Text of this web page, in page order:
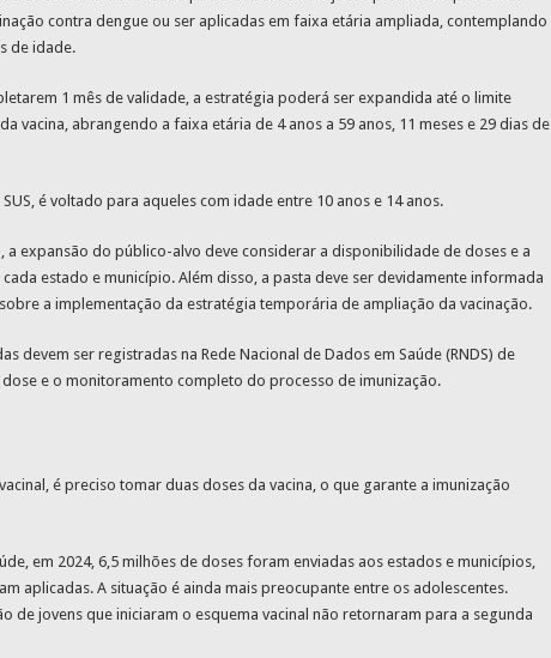
contra dengue ou ser aplicadas em faixa etária ampliada, contemplando
de idade.
1 mês de validade, a estratégia poderá ser expandida até o limite
vacina, abrangendo a faixa etária de 4 anos a 59 anos, 11 meses e 29 dias de
é voltado para aqueles com idade entre 10 anos e 14 anos.
a expansão do público-alvo deve considerar a disponibilidade de doses e a
estado e município. Além disso, a pasta deve ser devidamente informada
a implementação da estratégia temporária de ampliação da vacinação.
devem ser registradas na Rede Nacional de Dados em Saúde (RNDS) de
e o monitoramento completo do processo de imunização.
é preciso tomar duas doses da vacina, o que garante a imunização
em 2024, 6,5 milhões de doses foram enviadas aos estados e municípios,
aplicadas. A situação é ainda mais preocupante entre os adolescentes.
de jovens que iniciaram o esquema vacinal não retornaram para a segunda